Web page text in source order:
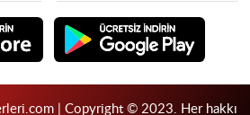
| Copyright © 2023. Her hakkı